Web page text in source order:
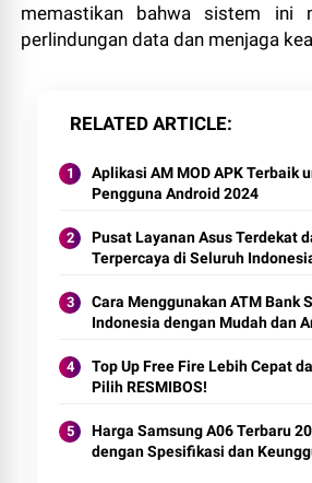
memastikan bahwa sistem ini
perlindungan data dan menjaga
RELATED ARTICLE
Aplikasi AM MOD APK Terbaik
Pengguna Android 2024
Pusat Layanan Asus Terdekat
Terpercaya di Seluruh
Cara Menggunakan ATM Bank
Indonesia dengan Mudah dan
Top Up Free Fire Lebih Cepat
Pilih RESMIBOS!
Harga Samsung A06 Terbaru
dengan Spesifikasi dan